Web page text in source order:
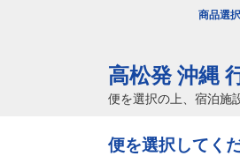
商品選択
高松発 沖縄
便を選択の上、宿泊施
便を選択してく